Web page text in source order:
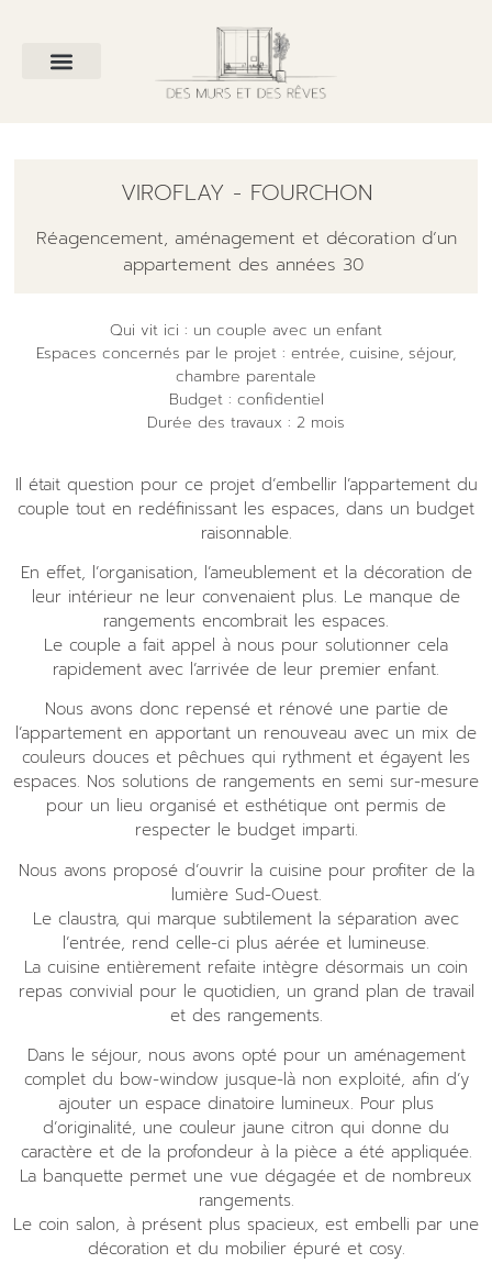
VIROFLAY - FOURCHON
Réagencement, aménagement et décoration d’un
appartement des années 30
Qui vit ici : un couple avec un enfant
Espaces concernés par le projet : entrée, cuisine, séjour,
chambre parentale
Budget : confidentiel
Durée des travaux : 2 mois
Il était question pour ce projet d’embellir l’appartement du
couple tout en redéfinissant les espaces, dans un budget
raisonnable.
En effet, l’organisation, l’ameublement et la décoration de
leur intérieur ne leur convenaient plus. Le manque de
rangements encombrait les espaces.
Le couple a fait appel à nous pour solutionner cela
rapidement avec l’arrivée de leur premier enfant.
Nous avons donc repensé et rénové une partie de
l’appartement en apportant un renouveau avec un mix de
couleurs douces et pêchues qui rythment et égayent les
espaces. Nos solutions de rangements en semi sur-mesure
pour un lieu organisé et esthétique ont permis de
respecter le budget imparti.
Nous avons proposé d’ouvrir la cuisine pour profiter de la
lumière Sud-Ouest.
Le claustra, qui marque subtilement la séparation avec
l’entrée, rend celle-ci plus aérée et lumineuse.
La cuisine entièrement refaite intègre désormais un coin
repas convivial pour le quotidien, un grand plan de travail
et des rangements.
Dans le séjour, nous avons opté pour un aménagement
complet du bow-window jusque-là non exploité, afin d’y
ajouter un espace dinatoire lumineux. Pour plus
d’originalité, une couleur jaune citron qui donne du
caractère et de la profondeur à la pièce a été appliquée.
La banquette permet une vue dégagée et de nombreux
rangements.
Le coin salon, à présent plus spacieux, est embelli par une
décoration et du mobilier épuré et cosy.